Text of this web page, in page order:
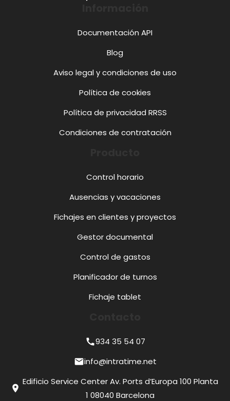
Documentación API
Blog
Aviso legal y condiciones de uso
Política de cookies
Política de privacidad RRSS
Condiciones de contratación
Control horario
Ausencias y vacaciones
Fichajes en clientes y proyectos
Gestor documental
Control de gastos
Planificador de turnos
Fichaje tablet
call934 35 54 07
mailinfo@intratime.net
location_on
Edificio Service Center Av. Ports d’Europa 100 Planta
1 08040 Barcelona